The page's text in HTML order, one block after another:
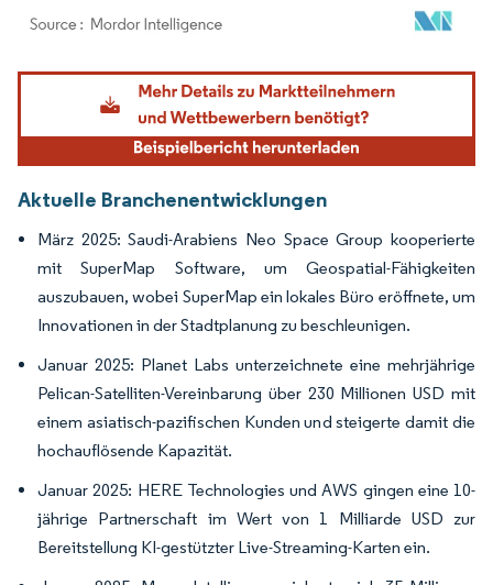
Bild © Mordor Intelligence. Wiederverwendung erfordert Namensnennung gemäß
Aktuelle Branchenentwicklungen
März 2025: Saudi-Arabiens Neo Space Group kooperierte
mit SuperMap Software, um Geospatial-Fähigkeiten
auszubauen, wobei SuperMap ein lokales Büro eröffnete, um
Innovationen in der Stadtplanung zu beschleunigen.
Januar 2025: Planet Labs unterzeichnete eine mehrjährige
Pelican-Satelliten-Vereinbarung über 230 Millionen USD mit
einem asiatisch-pazifischen Kunden und steigerte damit die
hochauflösende Kapazität.
Januar 2025: HERE Technologies und AWS gingen eine 10-
jährige Partnerschaft im Wert von 1 Milliarde USD zur
Bereitstellung KI-gestützter Live-Streaming-Karten ein.